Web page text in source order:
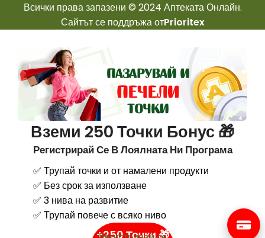
Всички права запазени © 2024 Аптеката Онлайн.
Сайтът се поддръжа отPrioritex
Вземи 250 Точки Бонус 🎁
Регистрирай Се В Лоялната Ни Програма
✅ Трупай точки и от намалени продукти
✅ Без срок за използване
✅ 3 нива на развитие
✅ Трупай повече с всяко ниво
+250 Точки 🎁